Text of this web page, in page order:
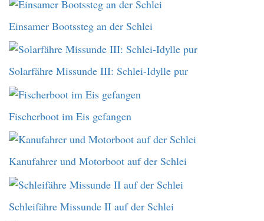
Einsamer Bootssteg an der Schlei
Solarfähre Missunde III: Schlei-Idylle pur
Fischerboot im Eis gefangen
Kanufahrer und Motorboot auf der Schlei
Schleifähre Missunde II auf der Schlei